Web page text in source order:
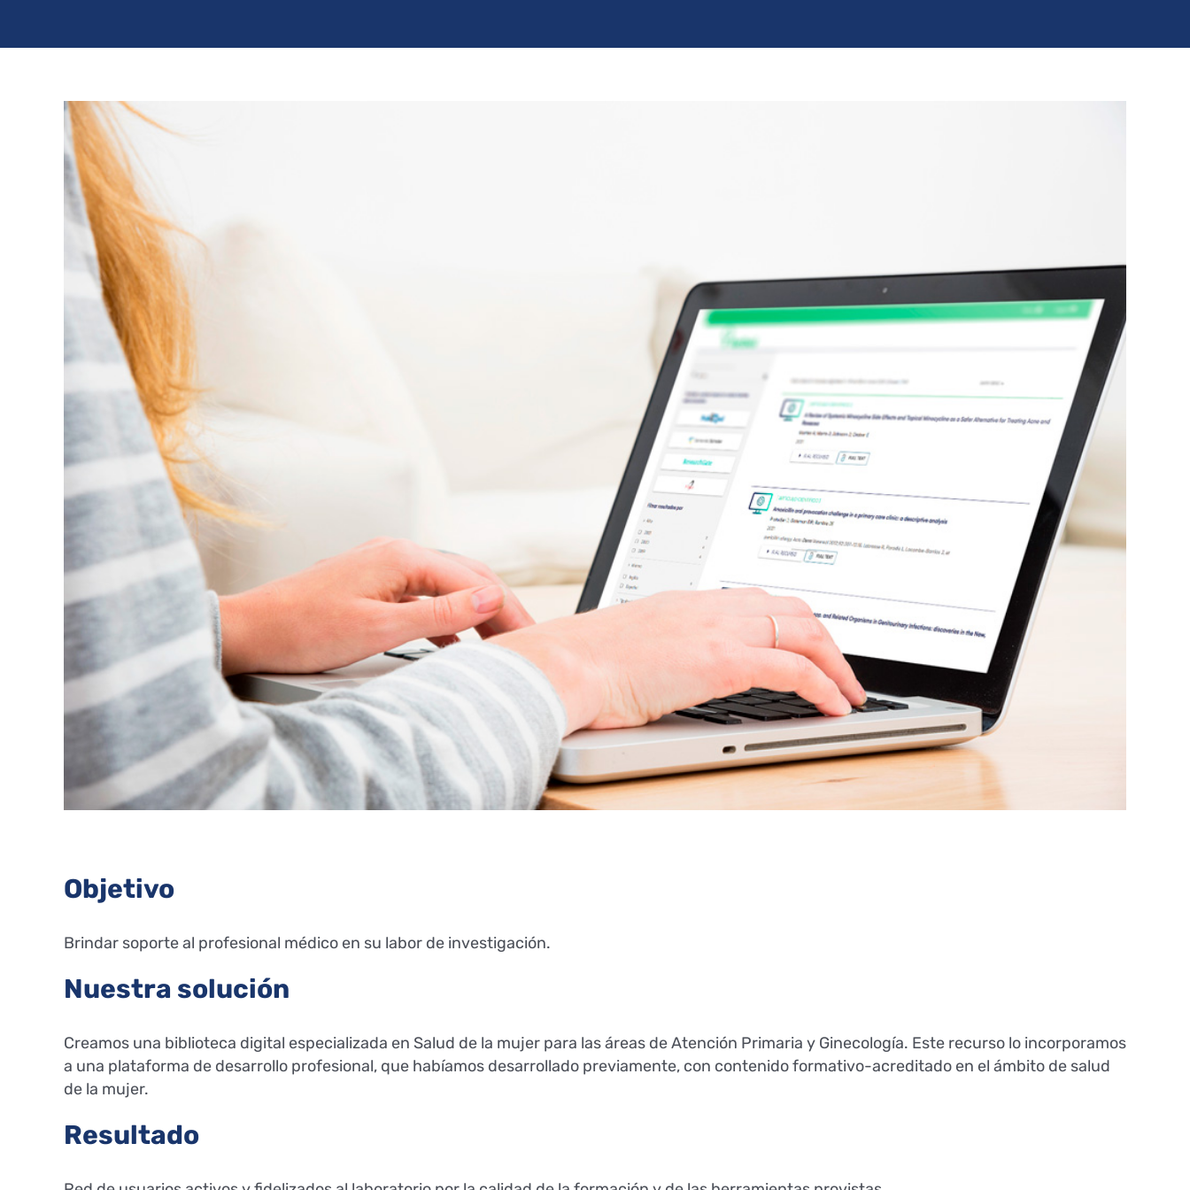
View
Larger
Image
Objetivo
Brindar soporte al profesional médico en su labor de investigación.
Nuestra solución
Creamos una biblioteca digital especializada en Salud de la mujer para las áreas de Atención Primaria y Ginecología. Este recurso lo incorporamos
a una plataforma de desarrollo profesional, que habíamos desarrollado previamente, con contenido formativo-acreditado en el ámbito de salud
de la mujer.
Resultado